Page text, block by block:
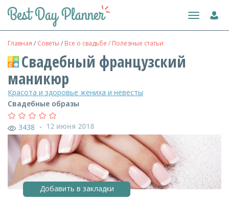
Toggle
Главная / Советы / Все о свадьбе / Полезные статьи
Свадебный французский
маникюр
Красота и здоровье жениха и невесты
Свадебные образы
3438 ● 12 июня 2018
Добавить в закладки